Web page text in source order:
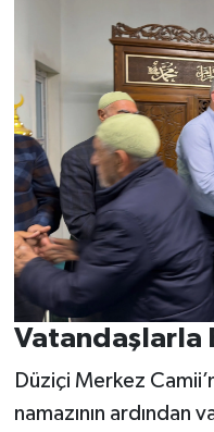
Vatandaşlarla
Düziçi Merkez
namazının ardından